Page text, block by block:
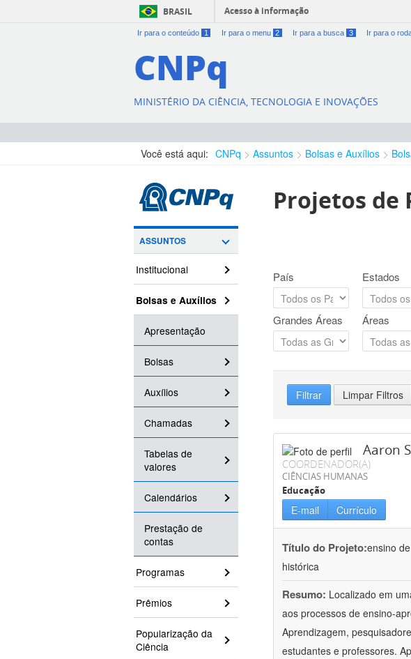
BRASIL Acesso à informação
Ir para o conteúdo 1 Ir para o menu 2 Ir para a busca 3 Ir para o
CNPq
MINISTÉRIO DA CIÊNCIA, TECNOLOGIA E INOVAÇÕES
Você está aqui: CNPq Assuntos Bolsas e Auxílios
ASSUNTOS
Institucional
Bolsas e Auxílios
Apresentação
Bolsas
Auxílios
Chamadas
Tabelas de
valores
Calendários
Prestação de
contas
Programas
Prêmios
Popularização da
Ciência
Projetos de
País Estados
Grandes Áreas Áreas
Filtrar Limpar Filtros
Aaron
COORDENADOR(A)
CIÊNCIAS HUMANAS
Educação
E-mail Currículo
Título do Projeto:ensino
histórica
Resumo: Localizado em
aos processos de ensino-
Aprendizagem,
estudantes e professores.